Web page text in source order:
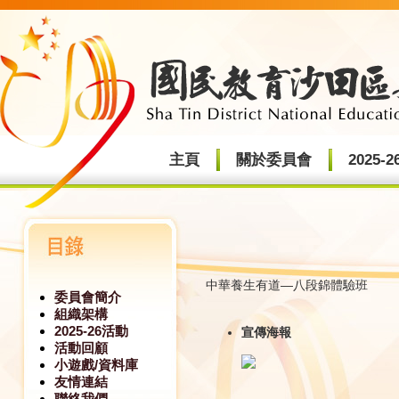
主頁 關於委員會 2025-
委員會簡介
組織架構
2025-26活動
活動回顧
小遊戲/資料庫
友情連結
中華養生有道—八段錦體驗班
宣傳海報